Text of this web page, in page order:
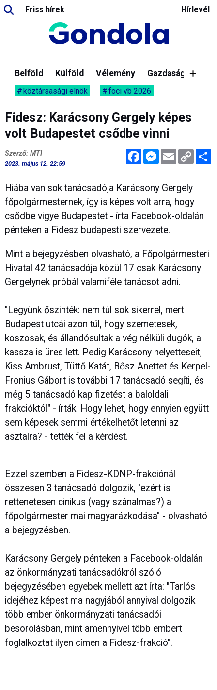
Friss hírek Hírlevél
Belföld Külföld Vélemény Gazdaság
köztársasági elnök foci vb 2026
Fidesz: Karácsony Gergely képes
volt Budapestet csődbe vinni
FacebookMessenger
Email Copy
Link
Szerző: MTI
2023. május 12. 22:59
Hiába van sok tanácsadója Karácsony Gergely
főpolgármesternek, így is képes volt arra, hogy
csődbe vigye Budapestet - írta Facebook-oldalán
pénteken a Fidesz budapesti szervezete.
Mint a bejegyzésben olvasható, a Főpolgármesteri
Hivatal 42 tanácsadója közül 17 csak Karácsony
Gergelynek próbál valamiféle tanácsot adni.
"Legyünk őszinték: nem túl sok sikerrel, mert
Budapest utcái azon túl, hogy szemetesek,
koszosak, és állandósultak a vég nélküli dugók, a
kassza is üres lett. Pedig Karácsony helyetteseit,
Kiss Ambrust, Tüttő Katát, Bősz Anettet és Kerpel-
Fronius Gábort is további 17 tanácsadó segíti, és
még 5 tanácsadó kap fizetést a baloldali
frakcióktól" - írták. Hogy lehet, hogy ennyien együtt
sem képesek semmi értékelhetőt letenni az
asztalra? - tették fel a kérdést.
Ezzel szemben a Fidesz-KDNP-frakciónál
összesen 3 tanácsadó dolgozik, "ezért is
rettenetesen cinikus (vagy szánalmas?) a
főpolgármester mai magyarázkodása" - olvasható
a bejegyzésben.
Karácsony Gergely pénteken a Facebook-oldalán
az önkormányzati tanácsadókról szóló
bejegyzésében egyebek mellett azt írta: "Tarlós
idejéhez képest ma nagyjából annyival dolgozik
több ember önkormányzati tanácsadói
besorolásban, mint amennyivel több embert
foglalkoztat ilyen címen a Fidesz-frakció".